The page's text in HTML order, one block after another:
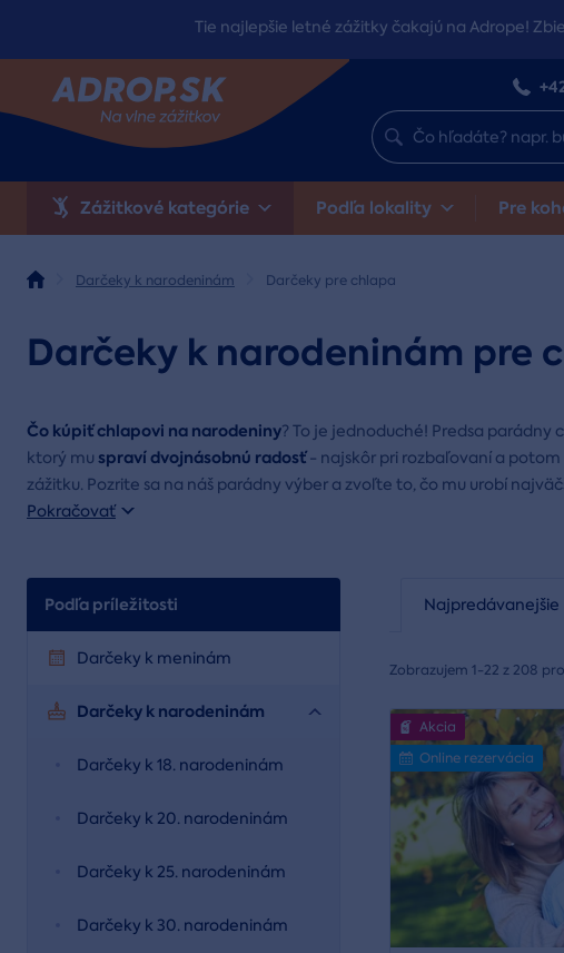
Tie najlepšie letné zážitky čakajú na Adrope!
Zážitkové kategórie Podľa lokality Pre
Darčeky k narodeninám Darčeky pre chlapa
Darčeky k narodeninám pre
Čo kúpiť chlapovi na narodeniny? To je jednoduché! Predsa parádny
ktorý mu spraví dvojnásobnú radosť- najskôr pri rozbaľovaní a
zážitku. Pozrite sa na náš parádny výber a zvoľte to, čo mu urobí
Pokračovať
Podľa príležitosti
Darčeky k meninám
Darčeky k narodeninám
Darčeky k 18. narodeninám
Darčeky k 20. narodeninám
Darčeky k 25. narodeninám
Darčeky k 30. narodeninám
Najpredávanejšie
Zobrazujem 1-22 z 208
Akcia
Online rezervácia